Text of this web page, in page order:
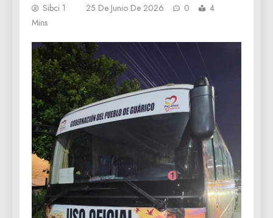
Sibci 1 25 De Junio De 2026 0
4
Mins